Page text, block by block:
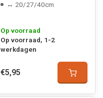
↔ 20/27/40cm
Op voorraad
Op voorraad, 1-2
werkdagen
€5,95